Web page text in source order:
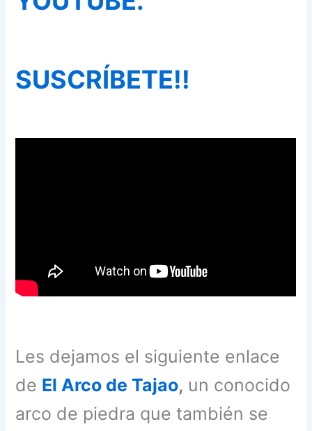
SUSCRÍBETE!!
Les dejamos el siguiente enlace
de El Arco de Tajao, un conocido
arco de piedra que también se